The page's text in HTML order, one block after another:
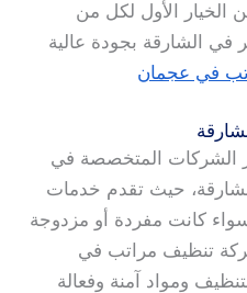
الأول لكل من
الشارقة بجودة عالية
في عجمان
الشركات المتخصصة في
حيث تقدم خدمات
كانت مفردة أو مزدوجة
تنظيف مراتب في
ومواد آمنة وفعالة